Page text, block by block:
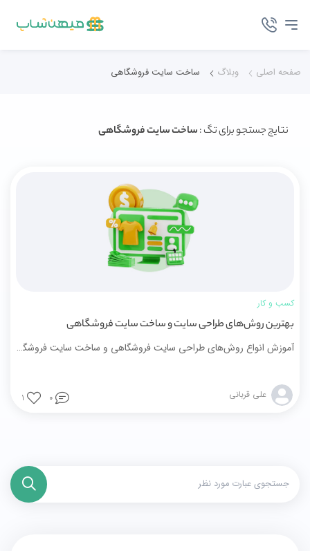
صفحه اصلی وبلاگ ساخت سایت فروشگاهی
نتایج جستجو برای تگ :ساخت سایت فروشگاهی
کسب و کار
بهترین روش‌های طراحی سایت و ساخت سایت فروشگاهی
آموزش انواع روش‌های طراحی سایت فروشگاهی و ساخت سایت فروشگاهی با بررسی مزایا و معایب هر روش. انتخاب بهترین راهکار متناسب با نیازهای کسب‌وکار شما
علی قربانی 0
1